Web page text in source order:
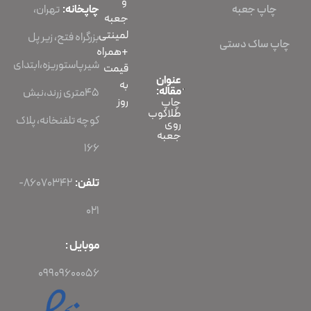
چاپ جعبه
چاپ ساک دستی
عنوان
مقاله:
چاپ
طلاکوب
روی
جعبه
جعبه
لمینتی
+همراه
قیمت
به
روز
چاپخانه: تهران،
بزرگراه فتح، زیر پل
شیرپاستوریزه،ابتدای
45متری زرند،نبش
کوچه تلفنخانه، پلاک
166
تلفن:
86070342-
021
موبایل :
09909600056